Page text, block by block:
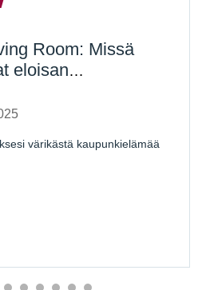
Room: Missä
eloisan
värikästä kaupunkielämää